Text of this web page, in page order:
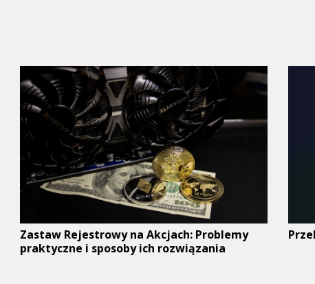
Zastaw Rejestrowy na Akcjach: Problemy
praktyczne i sposoby ich rozwiązania